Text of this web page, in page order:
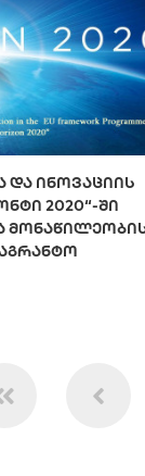
ᲓᲐ ᲘᲜᲝᲕᲐᲪᲘᲘᲡ
2020“-ᲨᲘ